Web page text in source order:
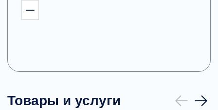
Товары и услуги